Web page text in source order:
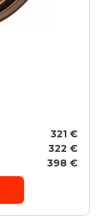
321 €
322 €
398 €